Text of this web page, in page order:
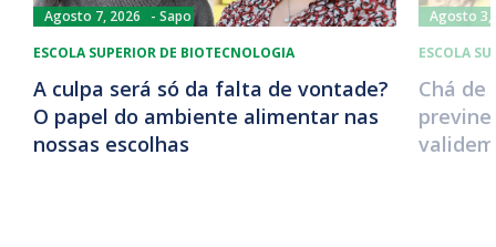
Agosto 7, 2026
Sapo
ESCOLA SUPERIOR DE BIOTECNOLOGIA
A culpa será só da falta de vontade?
O papel do ambiente alimentar nas
nossas escolhas
Agosto 3,
ESCOLA
Chá de